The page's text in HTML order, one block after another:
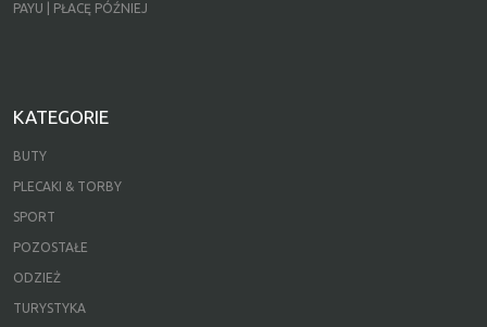
PAYU | PŁACĘ PÓŹNIEJ
KATEGORIE
BUTY
PLECAKI & TORBY
SPORT
POZOSTAŁE
ODZIEŻ
TURYSTYKA